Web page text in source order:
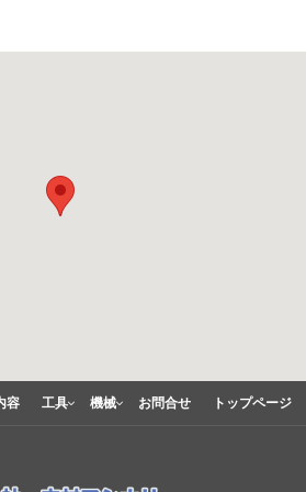
容 工具 機械 お問合せ トップページ